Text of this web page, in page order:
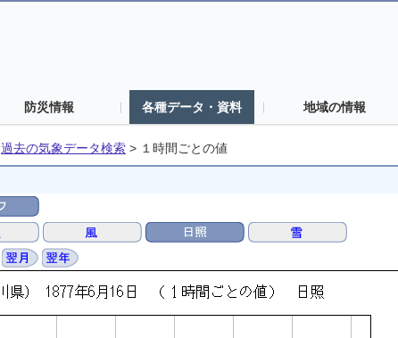
防災情報 各種データ・資料 地域の情報
過去の気象データ検索 > １時間ごとの値